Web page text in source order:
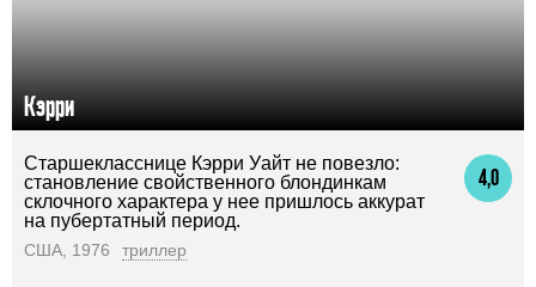
Кэрри
4,0
Старшекласснице Кэрри Уайт не повезло:
становление свойственного блондинкам
склочного характера у нее пришлось аккурат
на пубертатный период.
США, 1976 триллер